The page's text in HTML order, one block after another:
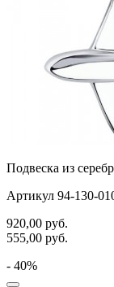
Подвеска из
Артикул 94-130-
920,00 руб.
555,00 руб.
- 40%